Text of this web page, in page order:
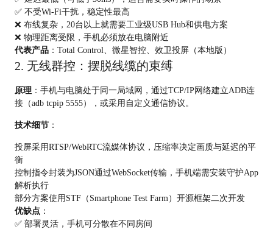
✅ 不受Wi-Fi干扰，稳定性最高
❌ 布线复杂，20台以上就需要工业级USB Hub和供电方案
❌ 物理距离受限，手机必须放在电脑附近
代表产品 ：Total Control、微星智控、效卫投屏（本地版）
2. 无线群控：摆脱线缆的束缚
原理 ：手机与电脑处于同一局域网，通过TCP/IP网络建立ADB连
接（adb tcpip 5555），或采用自定义通信协议。
技术细节 ：
投屏采用RTSP/WebRTC流媒体协议，压缩率决定画质与延迟的平
衡
控制指令封装为JSON通过WebSocket传输，手机端需安装守护App
解析执行
部分方案使用STF（Smartphone Test Farm）开源框架二次开发
优缺点 ：
✅ 部署灵活，手机可分散在不同房间